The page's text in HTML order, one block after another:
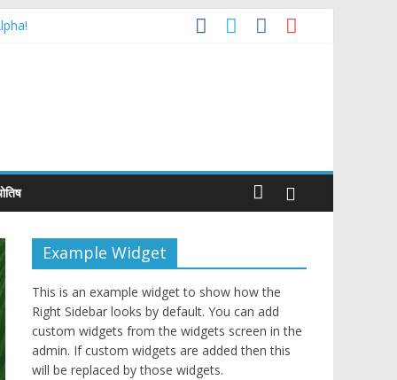
Example Widget
This is an example widget to show how the
Right Sidebar looks by default. You can add
custom widgets from the widgets screen in the
admin. If custom widgets are added then this
will be replaced by those widgets.